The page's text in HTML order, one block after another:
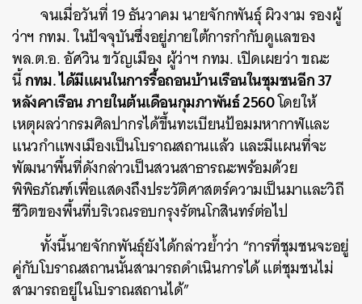
จนเมื่อวันที่ 19 ธันวาคม นายจักกพันธุ์ ผิวงาม รองผู้
ว่าฯ กทม. ในปัจจุบันซึ่งอยู่ภายใต้การกำกับดูแลของ
พล.ต.อ. อัศวิน ขวัญเมือง ผู้ว่าฯ กทม. เปิดเผยว่า ขณะ
นี้กทม. ได้มีแผนในการรื้อถอนบ้านเรือนในชุมชนอีก 37
หลังคาเรือน ภายในต้นเดือนกุมภาพันธ์ 2560โดยให้
เหตุผลว่ากรมศิลปากรได้ขึ้นทะเบียนป้อมมหากาฬและ
แนวกำแพงเมืองเป็นโบราณสถานแล้ว และมีแผนที่จะ
พัฒนาพื้นที่ดังกล่าวเป็นสวนสาธารณะพร้อมด้วย
พิพิธภัณฑ์เพื่อแสดงถึงประวัติศาสตร์ความเป็นมาและวิถี
ชีวิตของพื้นที่บริเวณรอบกรุงรัตนโกสินทร์ต่อไป
ทั้งนี้นายจักกพันธุ์ยังได้กล่าวย้ำว่า “การที่ชุมชนจะอยู่
คู่กับโบราณสถานนั้นสามารถดำเนินการได้ แต่ชุมชนไม่
สามารถอยู่ในโบราณสถานได้”